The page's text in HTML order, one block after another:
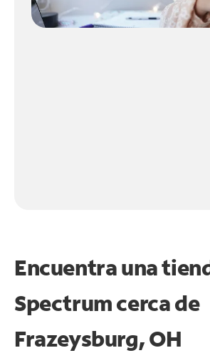
Encuentra una
Spectrumcerca de
Frazeysburg, OH